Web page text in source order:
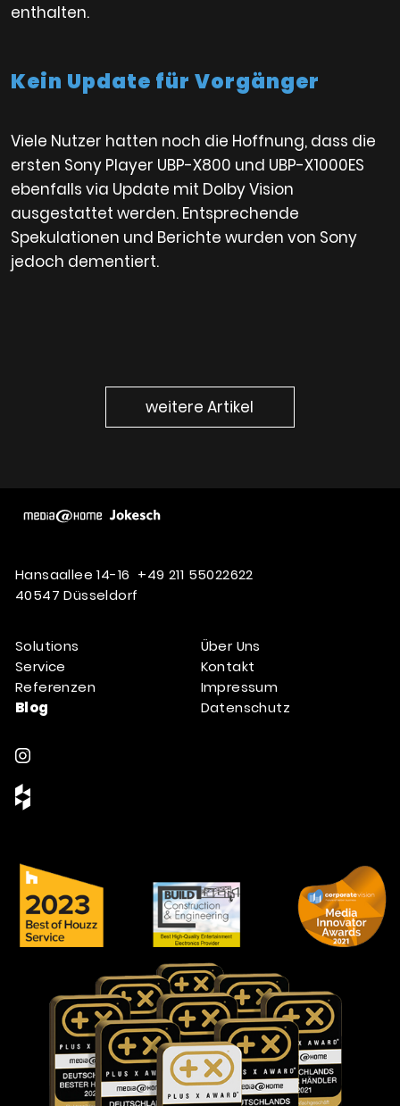
enthalten.
Kein Update für Vorgänger
Viele Nutzer hatten noch die Hoffnung, dass die
ersten Sony Player UBP-X800 und UBP-X1000ES
ebenfalls via Update mit Dolby Vision
ausgestattet werden. Entsprechende
Spekulationen und Berichte wurden von Sony
jedoch dementiert.
weitere Artikel
Hansaallee 14-16
40547 Düsseldorf
+49 211 55022622
Solutions
Service
Referenzen
Blog
Über Uns
Kontakt
Impressum
Datenschutz